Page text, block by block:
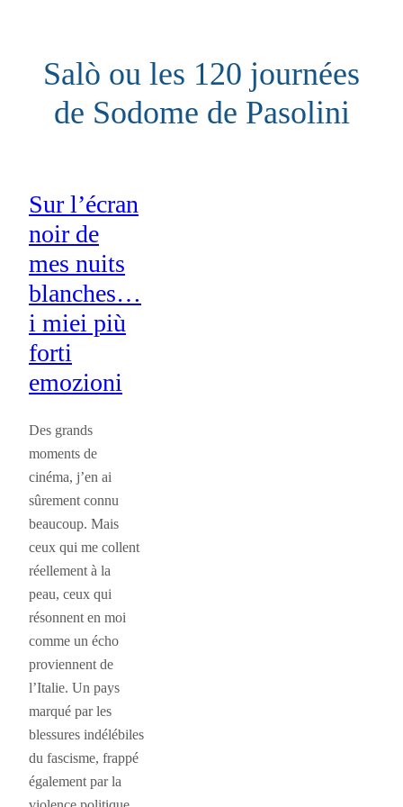
contenuSalò ou les 120 journées
de Sodome de Pasolini
Sur l’écran
noir de
mes nuits
blanches…
i miei più
forti
emozioni
Des grands
moments de
cinéma, j’en ai
sûrement connu
beaucoup. Mais
ceux qui me collent
réellement à la
peau, ceux qui
résonnent en moi
comme un écho
proviennent de
l’Italie. Un pays
marqué par les
blessures indélébiles
du fascisme, frappé
également par la